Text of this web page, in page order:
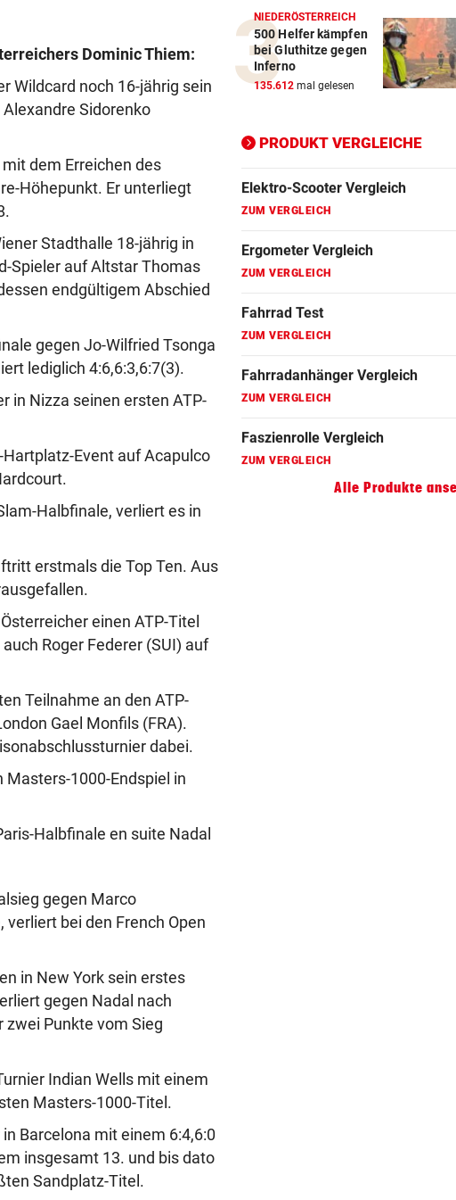
Dominic Thiem:
Wildcard noch 16-jährig sein
Sidorenko
dem Erreichen des
Höhepunkt. Er unterliegt
Stadthalle 18-jährig in
Spieler auf Altstar Thomas
endgültigem Abschied
gegen Jo-Wilfried Tsonga
lediglich 4:6,6:3,6:7(3).
in Nizza seinen ersten ATP-
Event auf Acapulco
Halbfinale, verliert es in
erstmals die Top Ten. Aus
einen ATP-Titel
Roger Federer (SUI) auf
Teilnahme an den ATP-
Gael Monfils (FRA).
dabei.
1000-Endspiel in
Halbfinale en suite Nadal
gegen Marco
verliert bei den French Open
in New York sein erstes
gegen Nadal nach
Punkte vom Sieg
Indian Wells mit einem
Masters-1000-Titel.
Barcelona mit einem 6:4,6:0
insgesamt 13. und bis dato
Sandplatz-Titel.
NIEDERÖSTERREICH
500 Helfer kämpfen
bei Gluthitze gegen
Inferno
135.612 mal gelesen
PRODUKT VERGLEICHE
ZUM VERGLEICH
Elektro-Scooter Vergleich
ZUM VERGLEICH
ZUM VERGLEICH
ZUM VERGLEICH
ZUM VERGLEICH
ZUM VERGLEICH
ZUM VERGLEICH
ZUM VERGLEICH
Alle Produkte